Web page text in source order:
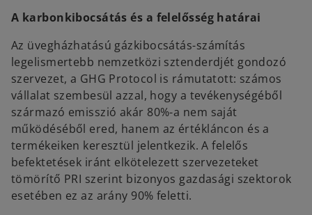
A karbonkibocsátás és a felelősség határai
Az üvegházhatású gázkibocsátás-számítás
legelismertebb nemzetközi sztenderdjét gondozó
szervezet, a GHG Protocol is rámutatott: számos
vállalat szembesül azzal, hogy a tevékenységéből
származó emisszió akár 80%-a nem saját
működéséből ered, hanem az értékláncon és a
termékeiken keresztül jelentkezik. A felelős
befektetések iránt elkötelezett szervezeteket
tömörítő PRI szerint bizonyos gazdasági szektorok
esetében ez az arány 90% feletti.